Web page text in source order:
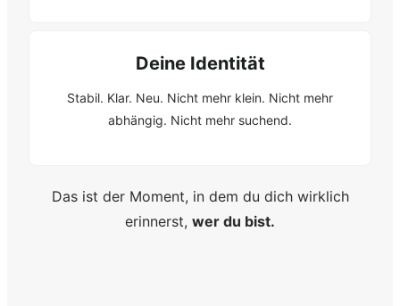
Deine Identität
Stabil. Klar. Neu. Nicht mehr klein. Nicht mehr
abhängig. Nicht mehr suchend.
Das ist der Moment, in dem du dich wirklich
erinnerst, wer du bist.